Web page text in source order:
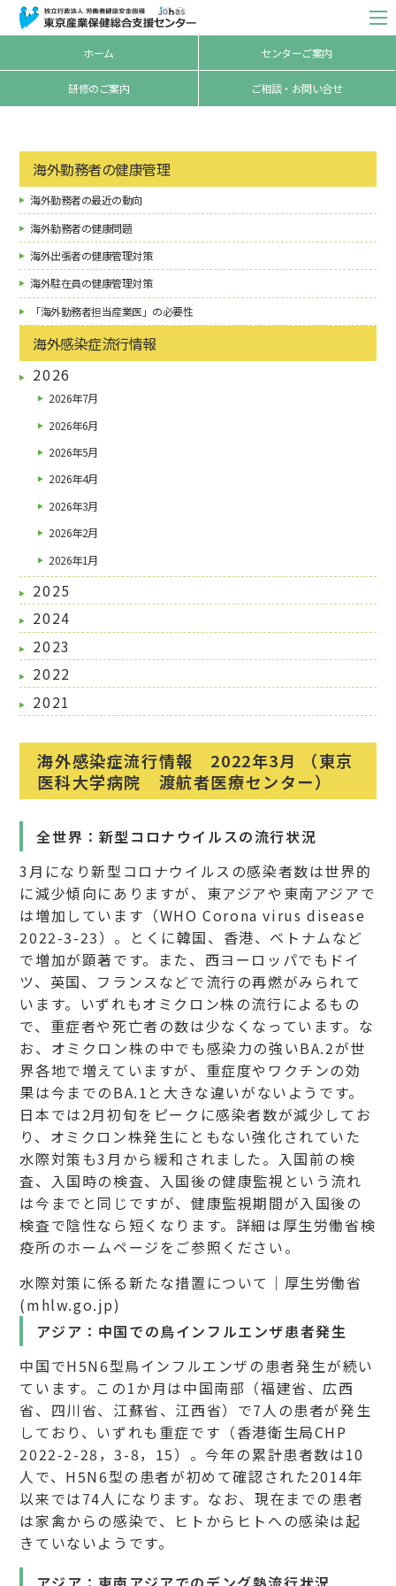
ホーム センターご案内
研修のご案内 ご相談・お問い合せ
海外勤務者の健康管理
海外勤務者の最近の動向
海外勤務者の健康問題
海外出張者の健康管理対策
海外駐在員の健康管理対策
「海外勤務者担当産業医」の必要性
海外感染症流行情報
2026
2026年7月
2026年6月
2026年5月
2026年4月
2026年3月
2026年2月
2026年1月
2025
2024
2023
2022
2021
海外感染症流行情報 2022年3月 （東京
医科大学病院 渡航者医療センター）
全世界：新型コロナウイルスの流行状況
3月になり新型コロナウイルスの感染者数は世界的
に減少傾向にありますが、東アジアや東南アジアで
は増加しています（WHO Corona virus disease
2022-3-23）。とくに韓国、香港、ベトナムなど
で増加が顕著です。また、西ヨーロッパでもドイ
ツ、英国、フランスなどで流行の再燃がみられて
います。いずれもオミクロン株の流行によるもの
で、重症者や死亡者の数は少なくなっています。な
お、オミクロン株の中でも感染力の強いBA.2が世
界各地で増えていますが、重症度やワクチンの効
果は今までのBA.1と大きな違いがないようです。
日本では2月初旬をピークに感染者数が減少してお
り、オミクロン株発生にともない強化されていた
水際対策も3月から緩和されました。入国前の検
査、入国時の検査、入国後の健康監視という流れ
は今までと同じですが、健康監視期間が入国後の
検査で陰性なら短くなります。詳細は厚生労働省検
疫所のホームページをご参照ください。
水際対策に係る新たな措置について｜厚生労働省
(mhlw.go.jp)
アジア：中国での鳥インフルエンザ患者発生
中国でH5N6型鳥インフルエンザの患者発生が続い
ています。この1か月は中国南部（福建省、広西
省、四川省、江蘇省、江西省）で7人の患者が発生
しており、いずれも重症です（香港衛生局CHP
2022-2-28，3-8，15）。今年の累計患者数は10
人で、H5N6型の患者が初めて確認された2014年
以来では74人になります。なお、現在までの患者
は家禽からの感染で、ヒトからヒトへの感染は起
きていないようです。